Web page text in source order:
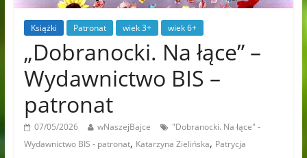
Książki Patronat wiek 3+ wiek 6+
„Dobranocki. Na łące” –
Wydawnictwo BIS –
patronat
07/05/2026 wNaszejBajce
"Dobranocki. Na łące" -
Wydawnictwo BIS - patronat, Katarzyna Zielińska, Patrycja